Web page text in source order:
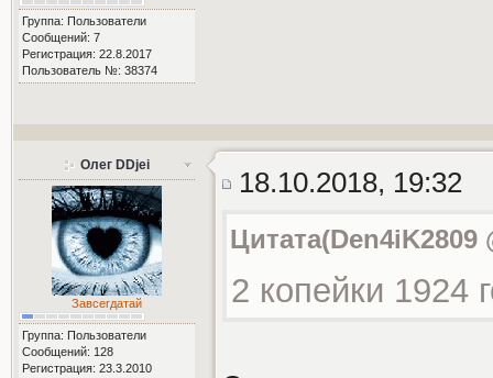
Группа: Пользователи
Сообщений: 7
Регистрация: 22.8.2017
Пользователь №: 38374
Олег DDjei
Завсегдатай
Группа: Пользователи
Сообщений: 128
Регистрация: 23.3.2010
18.10.2018, 19:32
Цитата(Den4iK2809
2 копейки 1924